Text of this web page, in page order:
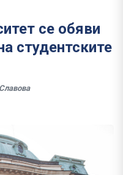
се обяви
студентските